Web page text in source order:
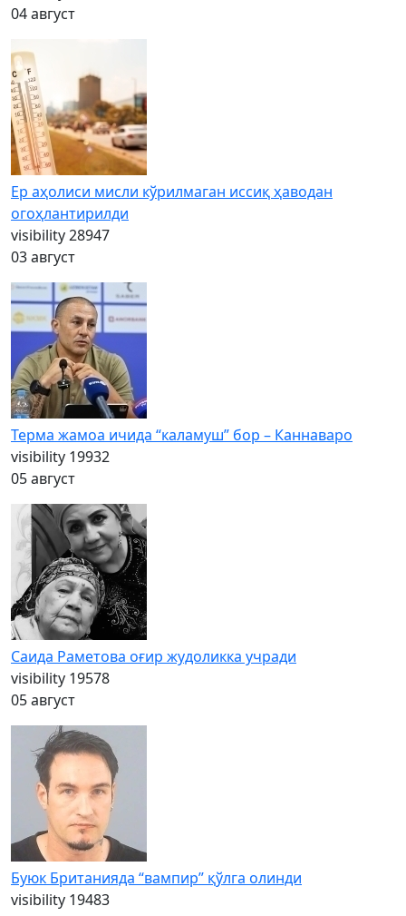
04 август
Ер аҳолиси мисли кўрилмаган иссиқ ҳаводан
огоҳлантирилди
visibility28947
03 август
Терма жамоа ичида “каламуш” бор – Каннаваро
visibility 19932
05 август
Саида Раметова оғир жудоликка учради
visibility 19578
05 август
Буюк Британияда “вампир” қўлга олинди
visibility 19483